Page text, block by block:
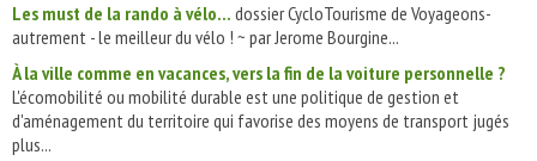
Les must de la rando à vélo... dossier CycloTourisme de Voyageons-
autrement - le meilleur du vélo ! ~ par Jerome Bourgine...
À la ville comme en vacances, vers la fin de la voiture personnelle ?
L'écomobilité ou mobilité durable est une politique de gestion et
d'aménagement du territoire qui favorise des moyens de transport jugés
plus...